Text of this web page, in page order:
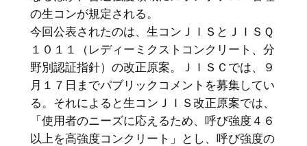
の生コンが規定される。
今回公表されたのは、生コンＪＩＳとＪＩＳＱ
１０１１（レディーミクストコンクリート、分
野別認証指針）の改正原案。ＪＩＳＣでは、９
月１７日までパブリックコメントを募集してい
る。それによると生コンＪＩＳ改正原案では、
「使用者のニーズに応えるため、呼び強度４６
以上を高強度コンクリート」とし、呼び強度の